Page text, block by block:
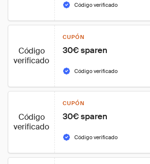
Código verificado
Código
verificado
CUPÓN
30€ sparen
Código verificado
Código
verificado
CUPÓN
30€ sparen
Código verificado